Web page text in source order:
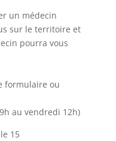
un médecin
sur le territoire et
pourra vous
formulaire ou
au vendredi 12h)
15